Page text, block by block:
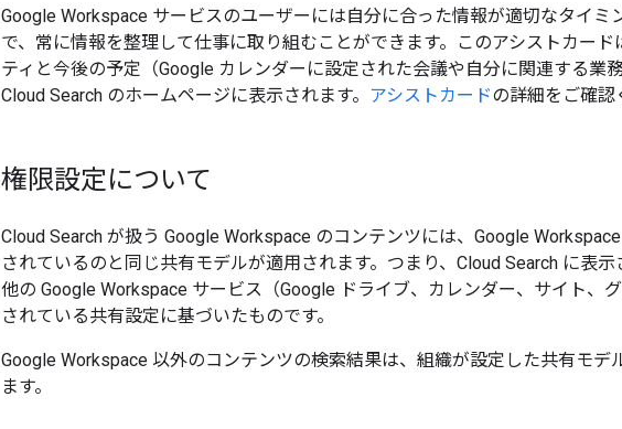
Google Workspace サービスのユーザーには自分に合った情報が適切なタイミ
で、常に情報を整理して仕事に取り組むことができます。このアシストカード
ティと今後の予定（Google カレンダーに設定された会議や自分に関連する業
Cloud Search のホームページに表示されます。 アシストカードの詳細をご確認
権限設定について
Cloud Search が扱う Google Workspace のコンテンツには、Google
されているのと同じ共有モデルが適用されます。つまり、Cloud Search に表示
他の Google Workspace サービス（Google ドライブ、カレンダー、サイト、
されている共有設定に基づいたものです。
Google Workspace 以外のコンテンツの検索結果は、組織が設定した共有モデ
ます。